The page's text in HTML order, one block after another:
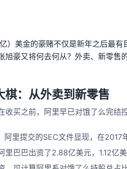
亿）美金的豪赌不仅是新年之后最
旭豪又将何去何从？外卖、新零售
棋：从外卖到新零售
收买之前，阿里早已对饿了么完结控
阿里提交的SEC文件显现，在
里巴巴出资了2.88亿美元，1.12亿